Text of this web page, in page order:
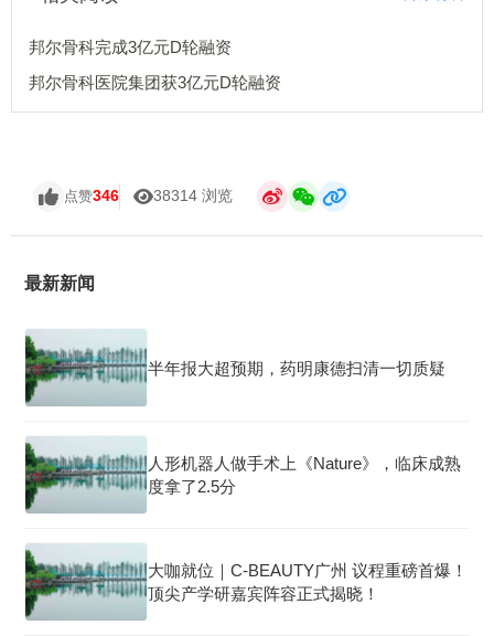
邦尔骨科完成3亿元D轮融资
邦尔骨科医院集团获3亿元D轮融资
点赞346 38314 浏览
最新新闻
半年报大超预期，药明康德扫清一切质疑
人形机器人做手术上《Nature》，临床成熟
度拿了2.5分
大咖就位｜C-BEAUTY广州 议程重磅首爆！
顶尖产学研嘉宾阵容正式揭晓！